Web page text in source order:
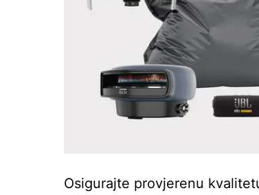
Osigurajte provjerenu